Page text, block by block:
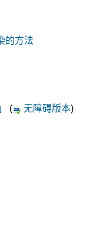
的方法
( 无障碍版本)